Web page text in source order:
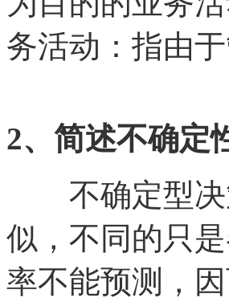
务活动：指由
2、简述不确定
不确定型决
似，不同的只
率不能预测，